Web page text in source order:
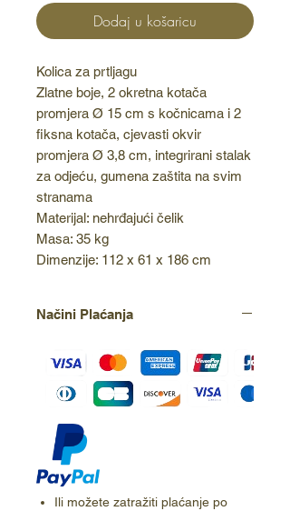
Dodaj u košaricu
Kolica za prtljagu
Zlatne boje, 2 okretna kotača
promjera Ø 15 cm s kočnicama i 2
fiksna kotača, cjevasti okvir
promjera Ø 3,8 cm, integrirani stalak
za odjeću, gumena zaštita na svim
stranama
Materijal: nehrđajući čelik
Masa: 35 kg
Dimenzije: 112 x 61 x 186 cm
Načini Plaćanja
Ili možete zatražiti plaćanje po